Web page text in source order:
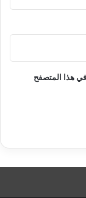
في هذا المتصفح